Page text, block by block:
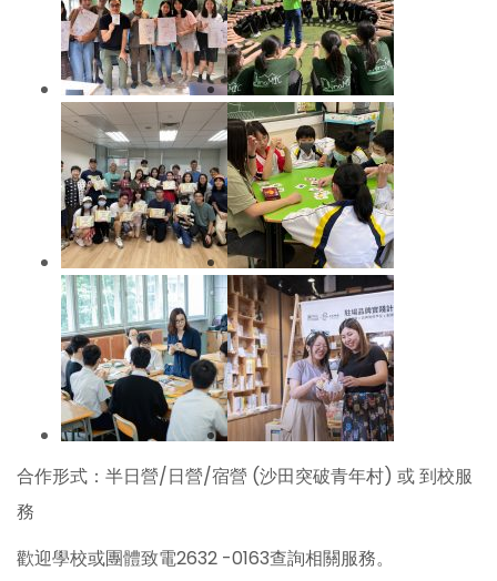
合作形式：半日營/日營/宿營 (沙田突破青年村) 或 到校服
務
歡迎學校或團體致電2632 -0163查詢相關服務。